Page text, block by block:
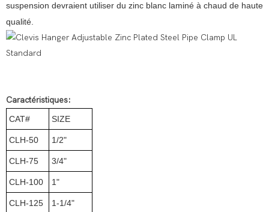
suspension devraient utiliser du zinc blanc laminé à chaud de haute
qualité.
Caractéristiques:
CAT# SIZE
CLH-50 1/2"
CLH-75 3/4"
CLH-100 1"
CLH-125 1-1/4"